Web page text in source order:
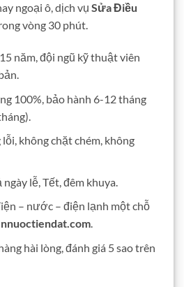
ngoại ô, dịch vụ Sửa Điều
vòng 30 phút.
năm, đội ngũ kỹ thuật viên
100%, bảo hành 6-12 tháng
không chặt chém, không
lễ, Tết, đêm khuya.
– nước – điện lạnh một chỗ
.
hài lòng, đánh giá 5 sao trên